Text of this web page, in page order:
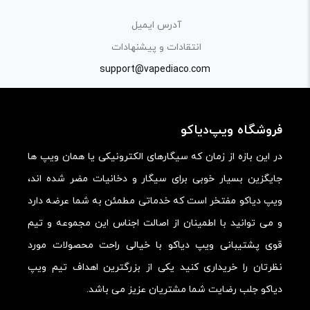
آدرس ایمیل
انتقادات و پیشنهادات
support@vapediaco.com
فروشگاه ویپ‌دیاکو
در این بازه از زمان که سیگارهای الکترونیکی یا همان ویپ ها
جایگزین بسیار خوبی برای سیگار و دخانیات مضر شده اند،
ویپ دیاکو مفتخر است که خدماتی مطمئن به شما عرضه دارد
و می توانید با اطمینان از اصالت اجناس این مجموعه و تیم
قوی پشتیبانی ویپ دیاکو با خیالی راحت محصولات مورد
نظرتان را خریداری کنید یکی از بزرگترین اهداف تیم ویپ
دیاکو جلب رضایت شما مشتریان عزیز می باشد.